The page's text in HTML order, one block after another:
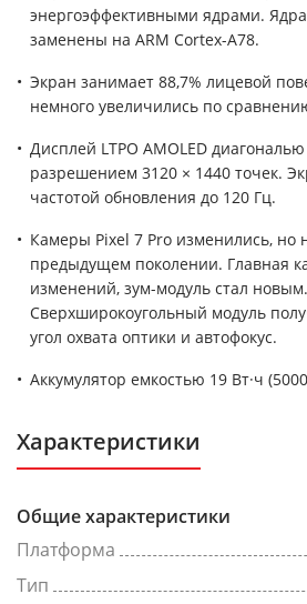
энергоэффективными ядрами. Ядра
заменены на ARM Cortex-A78.
Экран занимает 88,7% лицевой
немного увеличились по
Дисплей LTPO AMOLED
разрешением 3120 × 1440 точек.
частотой обновления до 120 Гц.
Камеры Pixel 7 Pro изменились, но
предыдущем поколении. Главная
изменений, зум-модуль стал новым.
Сверхширокоугольный модуль
угол охвата оптики и автофокус.
Аккумулятор емкостью 19 Вт·ч
Характеристики
Общие характеристики
Платформа
Тип